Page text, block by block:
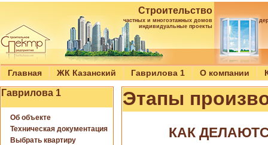
Строительство
частных и многоэтажных домов
индивидуальные проекты
Главная ЖК Казанский Гаврилова 1 О компании
Гаврилова 1
Об объекте
Техническая документация
Выбрать квартиру
Этапы
КАК